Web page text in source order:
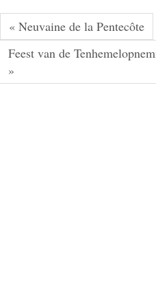
« Neuvaine de la Pentecôte
Feest van de
»